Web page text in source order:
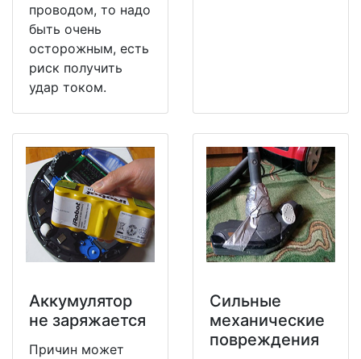
проводом, то надо
быть очень
осторожным, есть
риск получить
удар током.
Аккумулятор
не заряжается
Причин может
Сильные
механические
повреждения